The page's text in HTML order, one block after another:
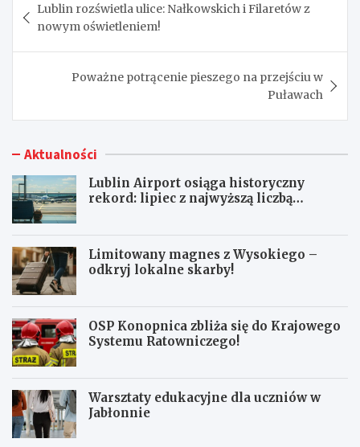
wpisu
Lublin rozświetla ulice: Nałkowskich i Filaretów z
nowym oświetleniem!
Poważne potrącenie pieszego na przejściu w
Puławach
Aktualności
Lublin Airport osiąga historyczny
rekord: lipiec z najwyższą liczbą
Limitowany magnes z Wysokiego –
odkryj lokalne skarby!
OSP Konopnica zbliża się do Krajowego
Systemu Ratowniczego!
Warsztaty edukacyjne dla uczniów w
Jabłonnie
L
L